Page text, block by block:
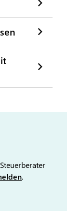
.